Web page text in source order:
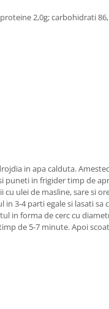
2,0g; carbohidrati
in apa calduta.
puneti in frigider timp de
ulei de masline, sare si
3-4 parti egale si lasati sa
in forma de cerc cu
de 5-7 minute. Apoi